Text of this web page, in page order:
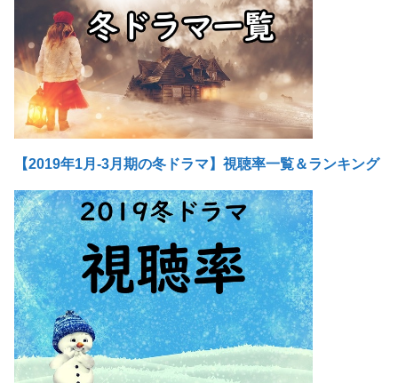
【2019年1月-3月期の冬ドラマ】視聴率一覧＆ランキング